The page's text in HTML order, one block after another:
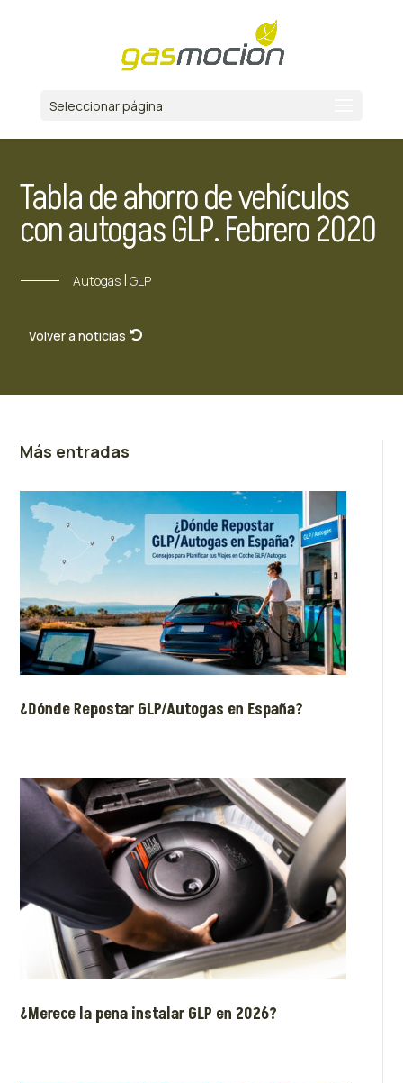
Seleccionar página
Tabla de ahorro de vehículos
con autogas GLP. Febrero 2020
Autogas| GLP
Volver a noticias
Más entradas
¿Dónde Repostar GLP/Autogas en España?
¿Merece la pena instalar GLP en 2026?